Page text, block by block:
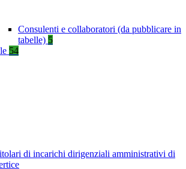
Consulenti e collaboratori (da pubblicare in
tabelle) 5
54
di incarichi dirigenziali amministrativi di